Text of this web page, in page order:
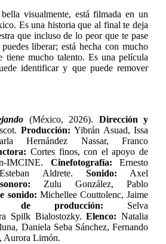
visualmente, está filmada en un
Es una historia que al final te deja
que incluso de lo peor que te pase
liberar; está hecha con mucho
tiene mucho talento. Es una película
identificar y que puede remover
(México, 2026). Dirección y
Producción: Yibrán Asuad, Issa
Hernández Nassar, Franco
Cortes finos, con el apoyo de
IMCINE. Cinefotografía:Ernesto
Esteban Aldrete. Sonido: Axel
Zulu González, Pablo
sonido: Michellee Couttolenc, Jaime
de producción: Selva
Spilk Bialostozky.Elenco:Natalia
Daniela Seba Sánchez, Fernando
Aurora Limón.